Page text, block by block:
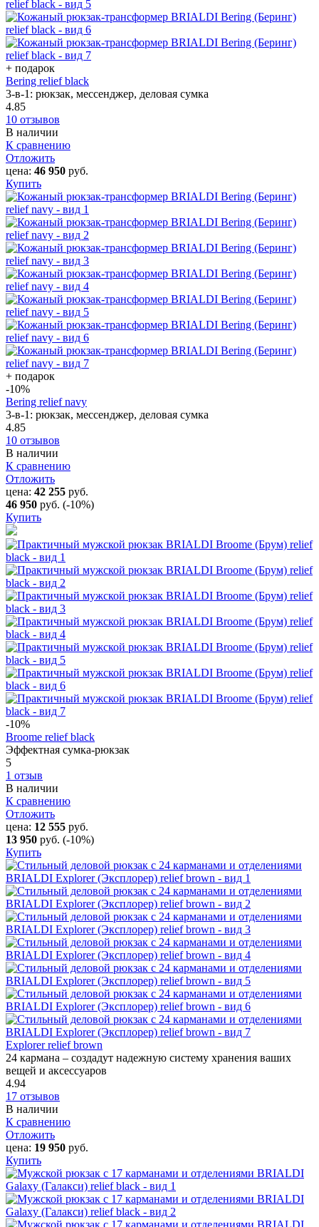
+ подарок
Bering relief black
3-в-1: рюкзак, мессенджер, деловая сумка
4.85
10 отзывов
В наличии
К сравнению
Отложить
цена: 46 950 руб.
Купить
+ подарок
-10%
Bering relief navy
3-в-1: рюкзак, мессенджер, деловая сумка
4.85
10 отзывов
В наличии
К сравнению
Отложить
цена: 42 255 руб.
46 950 руб. (-10%)
Купить
-10%
Broome relief black
Эффектная сумка-рюкзак
5
1 отзыв
В наличии
К сравнению
Отложить
цена: 12 555 руб.
13 950 руб. (-10%)
Купить
Explorer relief brown
24 кармана – создадут надежную систему хранения ваших
вещей и аксессуаров
4.94
17 отзывов
В наличии
К сравнению
Отложить
цена: 19 950 руб.
Купить